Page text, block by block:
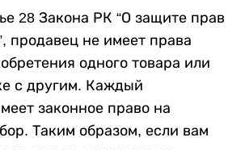
28 Закона РК “О защите прав
продавец не имеет права
одного товара или
с другим. Каждый
законное право на
Таким образом, если вам